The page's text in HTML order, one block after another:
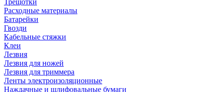
Трещотки
Расходные материалы
Батарейки
Гвозди
Кабельные стяжки
Клеи
Лезвия
Лезвия для ножей
Лезвия для триммера
Ленты электроизоляционные
Наждачные и шлифовальные бумаги